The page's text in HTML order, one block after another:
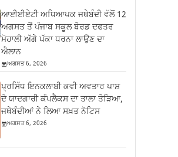
ਆਈਈਏਟੀ ਅਧਿਆਪਕ ਜਥੇਬੰਦੀ ਵੱਲੋਂ 12
ਅਗਸਤ ਤੋਂ ਪੰਜਾਬ ਸਕੂਲ ਬੋਰਡ ਦਫਤਰ
ਮੋਹਾਲੀ ਅੱਗੇ ਪੱਕਾ ਧਰਨਾ ਲਾਉਣ ਦਾ
ਐਲਾਨ
ਅਗਸਤ 6, 2026
ਪ੍ਰਸਿੱਧ ਇਨਕਲਾਬੀ ਕਵੀ ਅਵਤਾਰ ਪਾਸ਼
ਦੇ ਯਾਦਗਾਰੀ ਕੰਪਲੈਕਸ ਦਾ ਤਾਲਾ ਤੋੜਿਆ,
ਜਥੇਬੰਦੀਆਂ ਨੇ ਲਿਆ ਸਖ਼ਤ ਨੋਟਿਸ
ਅਗਸਤ 6, 2026